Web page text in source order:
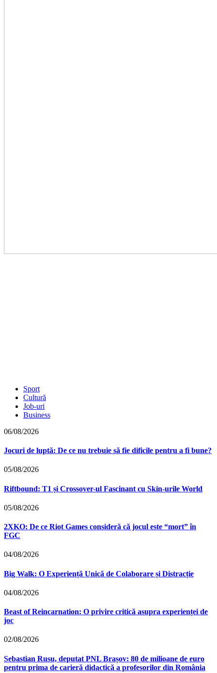
Sport
Cultură
Job-uri
Business
06/08/2026
Jocuri de luptă: De ce nu trebuie să fie dificile pentru a fi bune?
05/08/2026
Riftbound: T1 și Crossover-ul Fascinant cu Skin-urile World
05/08/2026
2XKO: De ce Riot Games consideră că jocul este “mort” în
FGC
04/08/2026
Big Walk: O Experiență Unică de Colaborare și Distracție
04/08/2026
Beast of Reincarnation: O privire critică asupra experienței de
joc
02/08/2026
Sebastian Rusu, deputat PNL Brașov: 80 de milioane de euro
pentru prima de carieră didactică a profesorilor din România